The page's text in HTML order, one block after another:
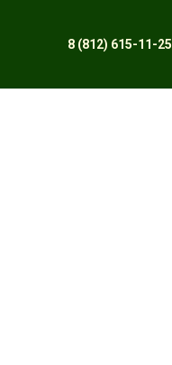
8 (812) 615-11-25